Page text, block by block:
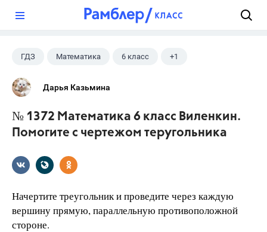
ГДЗ Математика 6 класс +1
Виленкин Н.Я.
Дарья Казьмина
№ 1372 Математика 6 класс Виленкин.
Помогите с чертежом теругольника
Начертите треугольник и проведите через каждую
вершину прямую, параллельную противоположной
стороне.